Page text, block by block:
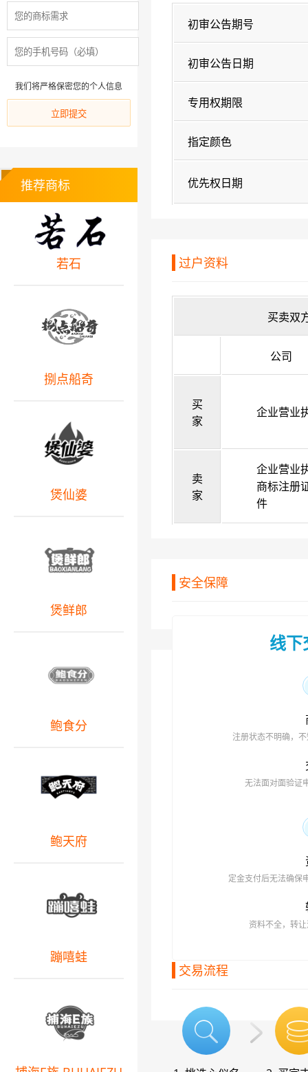
初审公告期号
初审公告日期
专用权期限
指定颜色
优先权日期
过户资料
买卖双
公司
买
家
企业营业
卖
家
企业营业
商标注册
件
安全保障
线下
注册状态不明确，
无法面对面验证
定金支付后无法确保
资料不全，转
交易流程
我们将严格保密您的个人信息
推荐商标
若石
捌点船奇
煲仙婆
煲鲜郎
鲍食分
鲍天府
蹦嘻蛙